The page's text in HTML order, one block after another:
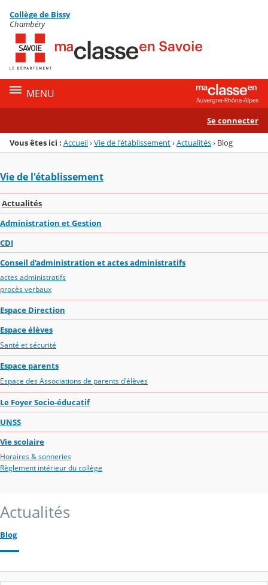
Menu de la rubrique
Contenu
Collège de Bissy
Chambéry
MENU
Se connecter
Vous êtes ici : Accueil›Vie de l'établissement›Actualités› Blog
Vie de l'établissement
Actualités
Administration et Gestion
CDI
Conseil d'administration et actes administratifs
actes administratifs
procès verbaux
Espace Direction
Espace élèves
Santé et sécurité
Espace parents
Espace des Associations de parents d'élèves
Le Foyer Socio-éducatif
UNSS
Vie scolaire
Horaires & sonneries
Règlement intérieur du collège
Actualités
Blog